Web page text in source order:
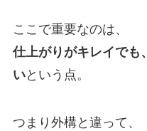
ここで重要なのは、
仕上がりがキレイでも
いという点。
つまり外構と違って、